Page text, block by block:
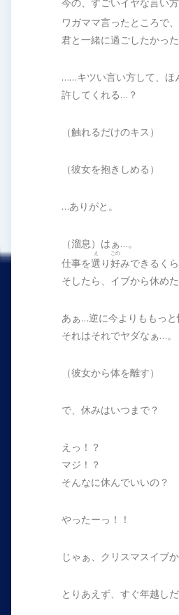
ワガママ言ったところで
君と一緒に過ごしたかっ
……キツい言い方して、ほ
許してくれる…？
（触れるだけのキス）
（彼女を抱きしめる）
…ありがと。
（溜息）はぁ…。
仕事を選
え
り好
ごの
みできるく
そしたら、イブから休め
あぁ…逆に今よりももっ
それはそれでヤダなぁ…。
（彼女から体を離す）
で、休みはいつまで？
えっ！？
マジ！？
そんなに休んでいいの？
やったーっ！！
じゃぁ、クリスマスイブ
とりあえず、すぐ年越し